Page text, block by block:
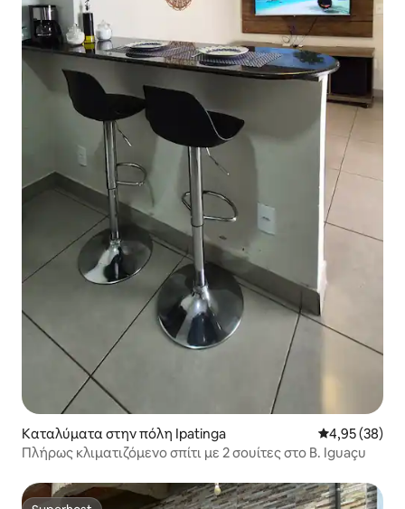
Καταλύματα στην πόλη Ipatinga Μέση
4,95 (38)
Πλήρως κλιματιζόμενο σπίτι με 2 σουίτες στο B. Iguaçu